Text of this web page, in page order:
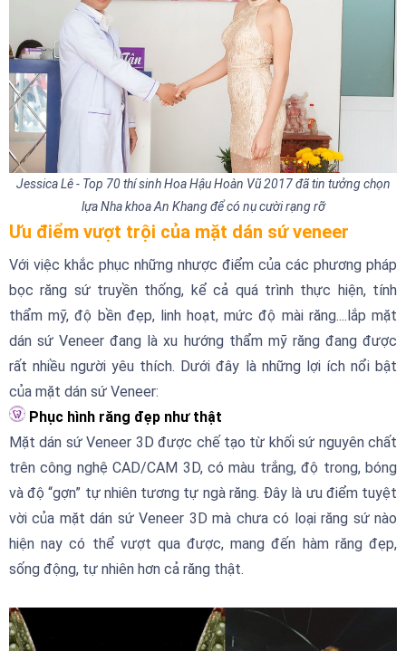
Jessica Lê - Top 70 thí sinh Hoa Hậu Hoàn Vũ 2017 đã tin tưởng chọn
lựa Nha khoa An Khang để có nụ cười rạng rỡ
Ưu điểm vượt trội của mặt dán sứ veneer
Với việc khắc phục những nhược điểm của các phương pháp
bọc răng sứ truyền thống, kể cả quá trình thực hiện, tính
thẩm mỹ, độ bền đẹp, linh hoạt, mức độ mài răng....lắp mặt
dán sứ Veneer đang là xu hướng thẩm mỹ răng đang được
rất nhiều người yêu thích. Dưới đây là những lợi ích nổi bật
của mặt dán sứ Veneer:
Phục hình răng đẹp như thật
Mặt dán sứ Veneer 3D được chế tạo từ khối sứ nguyên chất
trên công nghệ CAD/CAM 3D, có màu trắng, độ trong, bóng
và độ “gợn” tự nhiên tương tự ngà răng. Đây là ưu điểm tuyệt
vời của mặt dán sứ Veneer 3D mà chưa có loại răng sứ nào
hiện nay có thể vượt qua được, mang đến hàm răng đẹp,
sống động, tự nhiên hơn cả răng thật.